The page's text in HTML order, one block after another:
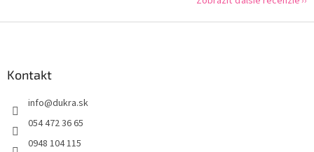
Kontakt
info@dukra.sk
054 472 36 65
0948 104 115